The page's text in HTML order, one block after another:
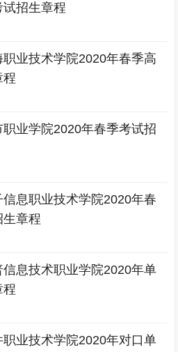
试招生章程
职业技术学院2020年春季高
程
职业学院2020年春季考试招
信息职业技术学院2020年春
生章程
信息技术职业学院2020年单
程
职业技术学院2020年对口单